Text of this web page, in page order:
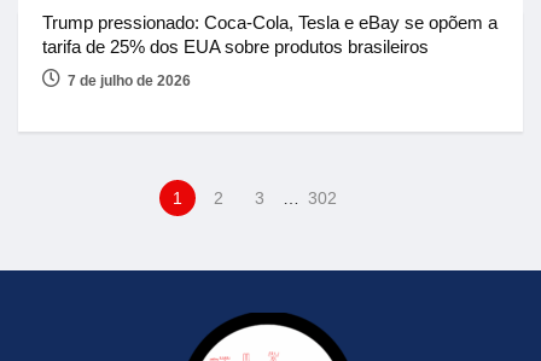
Trump pressionado: Coca-Cola, Tesla e eBay se opõem a
tarifa de 25% dos EUA sobre produtos brasileiros
7 de julho de 2026
1 2 3 302